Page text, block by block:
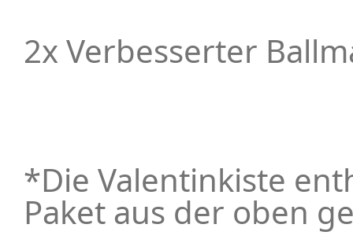
2x Verbesserter
*Die Valentinkiste
Paket aus der oben